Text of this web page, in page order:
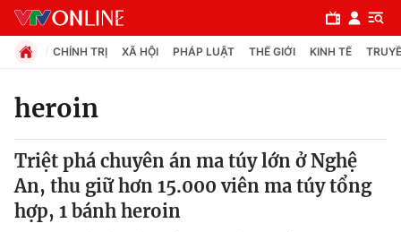
Chuyên mục
Chính trị
CHÍNH TRỊ XÃ HỘI PHÁP LUẬT THẾ GIỚI KINH TẾ
heroin
Triệt phá chuyên án ma túy lớn ở Nghệ
An, thu giữ hơn 15.000 viên ma túy tổng
hợp, 1 bánh heroin